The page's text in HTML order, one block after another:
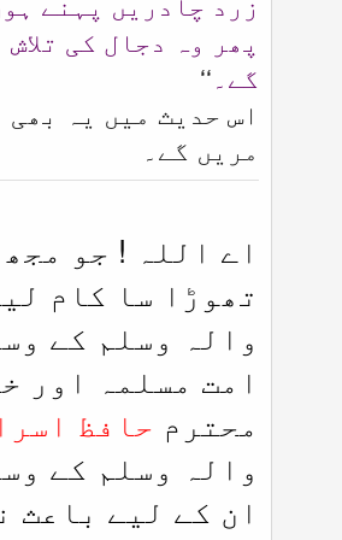
پھر وہ دجال کی
گے۔ ‘‘
اس حدیث میں یہ
مریں گے۔
اے اللہ ! جو
تھوڑا سا کام
والہ وسلم کے
امت مسلمہ اور
محترم حافظ
والہ وسلم کے
ان کے لیے باعث